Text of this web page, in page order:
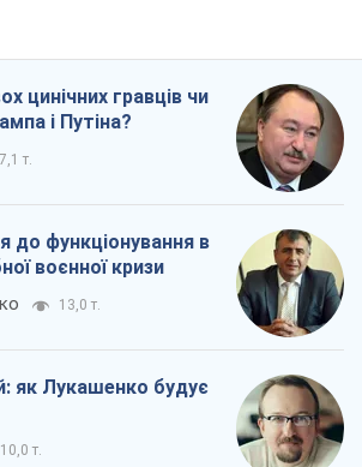
цинічних гравців чи
і Путіна?
7,1 т.
до функціонування в
воєнної кризи
13,0 т.
як Лукашенко будує
10,0 т.